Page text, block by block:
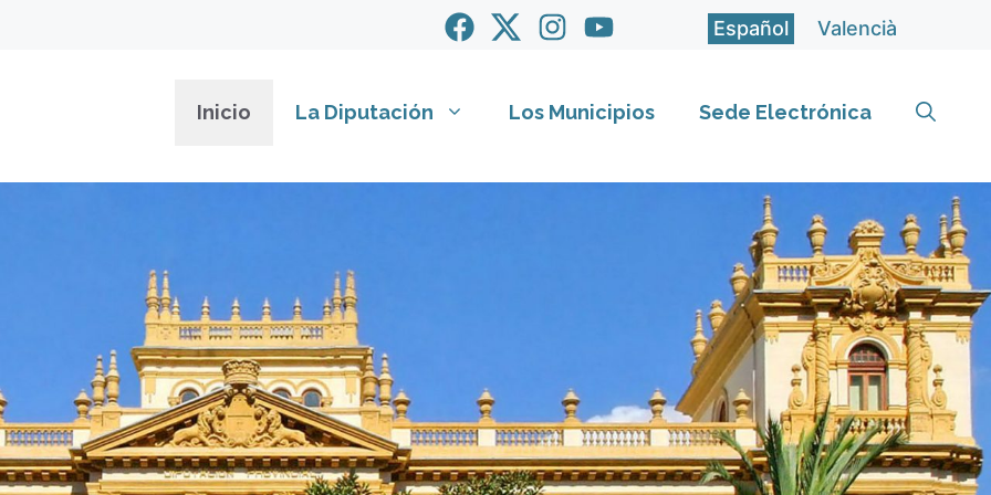
Español Valencià
Inicio La Diputación Los Municipios Sede Electrónica